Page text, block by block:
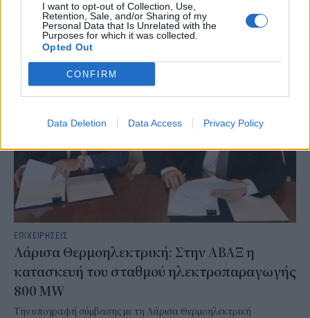
I want to opt-out of Collection, Use,
Retention, Sale, and/or Sharing of my
Personal Data that Is Unrelated with the
Purposes for which it was collected.
Opted Out
CONFIRM
Data Deletion Data Access Privacy Policy
αγορές, όπως τα καλλυντικά, σε περιόδους έντονης οικονομικής ή
ψυχολογικής πίεσης.
NEWSROOM/05 Αυγ 2026
ΕΠΙΧΕΙΡΗΣΕΙΣ
Λάρισα Θερμοηλεκτρική: Στην ΑΒΑΞ η
κατασκευή του σταθμού ηλεκτροπαραγωγής
800 MW
Την υπογραφή σύμβασης με τη Λάρισα Θερμοηλεκτρική